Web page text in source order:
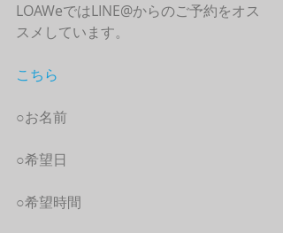
LOAWeではLINE@からのご予約をオス
スメしています。
こちら
○お名前
○希望日
○希望時間